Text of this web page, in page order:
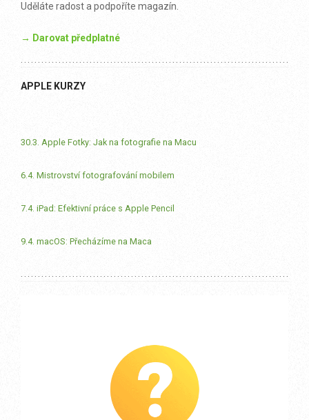
Uděláte radost a podpoříte magazín.
→ Darovat předplatné
APPLE KURZY
30.3. Apple Fotky: Jak na fotografie na Macu
6.4. Mistrovství fotografování mobilem
7.4. iPad: Efektivní práce s Apple Pencil
9.4. macOS: Přecházíme na Maca